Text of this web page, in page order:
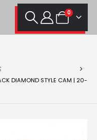
0
DIAMOND STYLE CAM | 20-